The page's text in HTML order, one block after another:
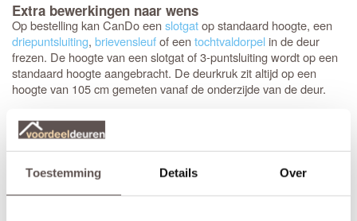
Toestemming Details Over
Extra bewerkingen naar wens
Op bestelling kan CanDo eenslotgatop standaard hoogte, een
driepuntsluiting, brievensleufof eentochtvaldorpel in de deur
frezen. De hoogte van een slotgat of 3-puntsluiting wordt op een
standaard hoogte aangebracht. De deurkruk zit altijd op een
hoogte van 105 cm gemeten vanaf de onderzijde van de deur.
*Sleutelbediende 3-puntsluiting
Te gebruiken voor buitendeuren met een
aan de buitenkant en een deurkruk aan de binnenkant. Dit type
sleutelbediendis ideaal voor voordeuren. De infrezing wordt